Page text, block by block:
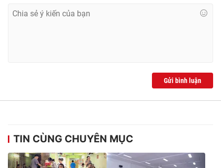
Gửi bình luận
TIN CÙNG CHUYÊN MỤC